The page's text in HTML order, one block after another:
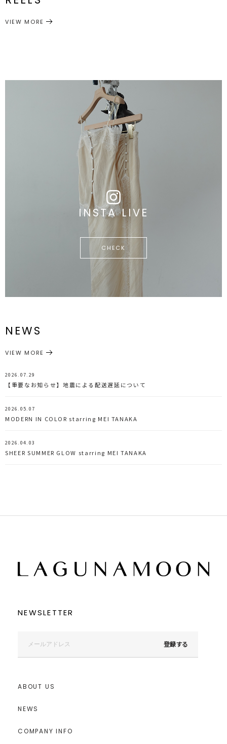
VIEW MORE
INSTA LIVE
CHECK
NEWS
2026.07.29
【重要なお知らせ】地震による配送遅延について
2026.05.07
MODERN IN COLOR starring MEI TANAKA
2026.04.03
SHEER SUMMER GLOW starring MEI TANAKA
VIEW MORE
NEWSLETTER
登録する
ABOUT US
NEWS
COMPANY INFO